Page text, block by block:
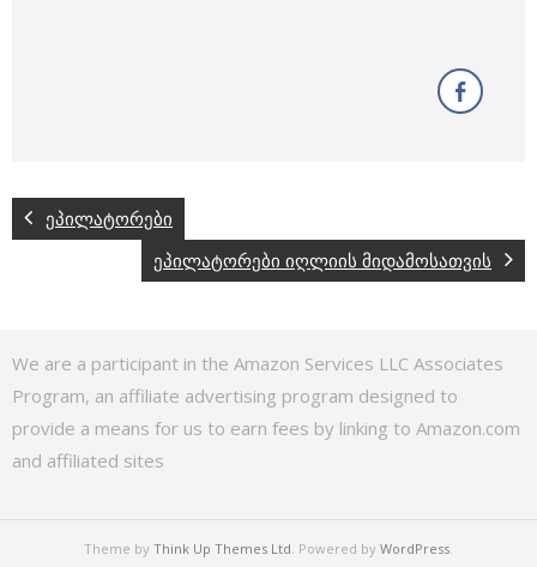
ეპილატორები
ეპილატორები იღლიის მიდამოსათვის
We are a participant in the Amazon Services LLC Associates
Program, an affiliate advertising program designed to
provide a means for us to earn fees by linking to Amazon.com
and affiliated sites
Theme by Think Up Themes Ltd . Powered by WordPress